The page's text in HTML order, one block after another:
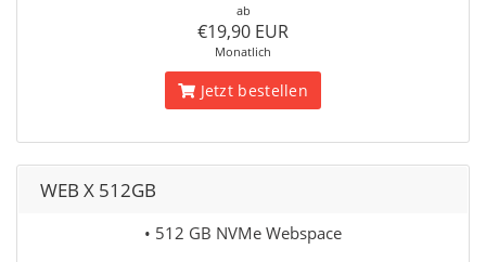
ab
€19,90 EUR
Monatlich
Jetzt bestellen
WEB X 512GB
• 512 GB NVMe Webspace